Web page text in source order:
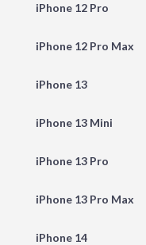
iPhone 12 Pro
iPhone 12 Pro Max
iPhone 13
iPhone 13 Mini
iPhone 13 Pro
iPhone 13 Pro Max
iPhone 14